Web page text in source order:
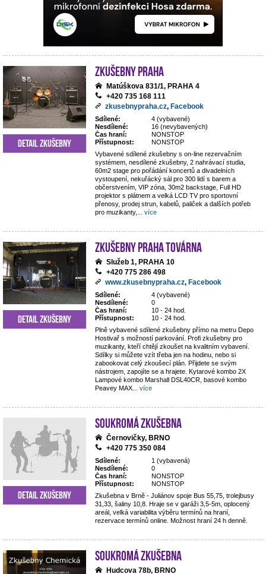
Zkušebny Praha
Matúškova 831/1, PRAHA 4
+420 735 168 111
zkusebnypraha.cz, Facebook
Sdílené:
4 (vybavené)
Nesdílené:
16 (nevybavených)
Čas hraní:
NONSTOP
Přístupnost:
NONSTOP
Vybavené sdílené zkušebny s on-line rezervačním
systémem, nesdílené zkušebny, 2 nahrávací studia,
60m2 stage pro pořádání koncertů a divadelních
vystoupení, nekuřácký sál pro 300 lidí s barem a
občerstvením, VIP zóna, 30m2 backstage, Full HD
projektor s plátnem a velká LCD TV pro sportovní
přenosy, prodej strun, kabelů, paliček a dalších potřeb
pro muzikanty,
více
Detail zkušebny
Zkušebny Praha Továrna
Služeb 1, PRAHA 10
+420 775 286 498
www.zkusebnypraha.cz, Facebook
Sdílené:
4 (vybavené)
Nesdílené:
0
Čas hraní:
10 - 24 hod.
Přístupnost:
10 - 24 hod.
Plně vybavené sdílené zkušebny přímo na metru Depo
Hostivař s možností parkování. Profi zkušebny pro
muzikanty, kteří chtějí zkoušet na kvalitním vybavení.
Sdílky si můžete vzít třeba jen na hodinu, nebo si
zabookovat celý zkoušecí plán. Přijdete se svým
nástrojem, zapojíte se a hrajete. Kytarové kombo 2X
Lampové kombo Marshall DSL40CR, basové kombo
Peavey MAX
více
Detail zkušebny
Soukromá zkušebna
Černovičky, BRNO
+420 775 350 084
Sdílené:
1 (vybavená)
Nesdílené:
0
Čas hraní:
NONSTOP
Přístupnost:
NONSTOP
Zkušebna v Brně - Juliánov spoje Bus 55,75, trolejbusy
31,33, šaliny 10,8. Hraje se v garáži 3,5-5m, oplocený
areál, velká variabilita výběru termínů na hraní,
rezervace termínů online. Možnost hraní 24 h denně.
Detail zkušebny
Soukromá zkušebna
Hudcova 78b, BRNO